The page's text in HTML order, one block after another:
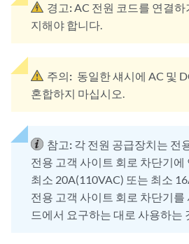
경고:AC 전원 코드를 연결하
지해야 합니다.
주의: 동일한 섀시에 AC 및
혼합하지 마십시오.
참고: 각 전원 공급장치는 전
전용 고객 사이트 회로 차단기
최소 20A(110VAC) 또는 최소
전용 고객 사이트 회로 차단기를
드에서 요구하는 대로 사용하는